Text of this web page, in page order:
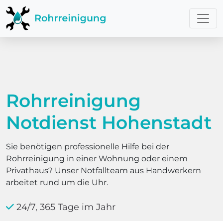
Rohrreinigung
Notdienst Hohenstadt
Sie benötigen professionelle Hilfe bei der
Rohrreinigung in einer Wohnung oder einem
Privathaus? Unser Notfallteam aus Handwerkern
arbeitet rund um die Uhr.
24/7, 365 Tage im Jahr